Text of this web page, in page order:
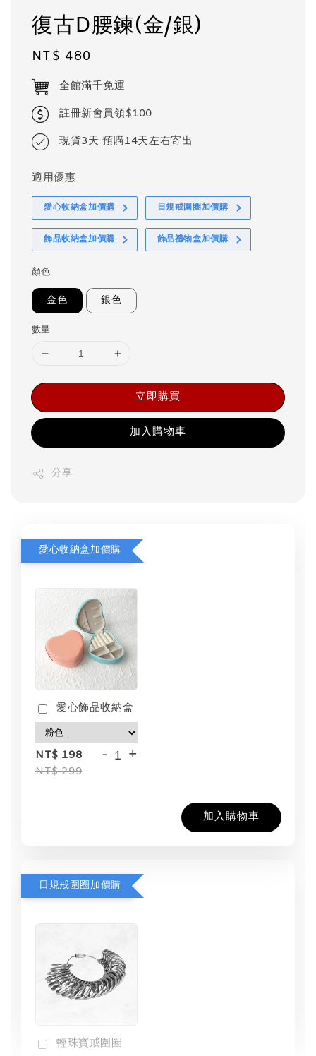
復古D腰鍊(金/銀)
Regular
price
NT$ 480
全館滿千免運
註冊新會員領$100
現貨3天 預購14天左右寄出
適用優惠
愛心收納盒加價購 日規戒圍圈加價購
飾品收納盒加價購 飾品禮物盒加價購
顏色
金色 銀色
數量
立即購買
加入購物車
分享
愛心收納盒加價購
愛心飾品收納盒
NT$ 198
NT$ 299
- +
加入購物車
日規戒圍圈加價購
輕珠寶戒圍圈